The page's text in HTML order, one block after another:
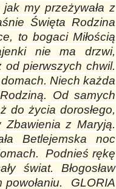
my przeżywała z
Święta Rodzina
to bogaci Miłością
nie ma drzwi,
pierwszych chwil.
Niech każda
Od samych
do życia dorosłego,
z Maryją.
Betlejemska noc
Podnieś rękę
świat. Błogosław
GLORIA